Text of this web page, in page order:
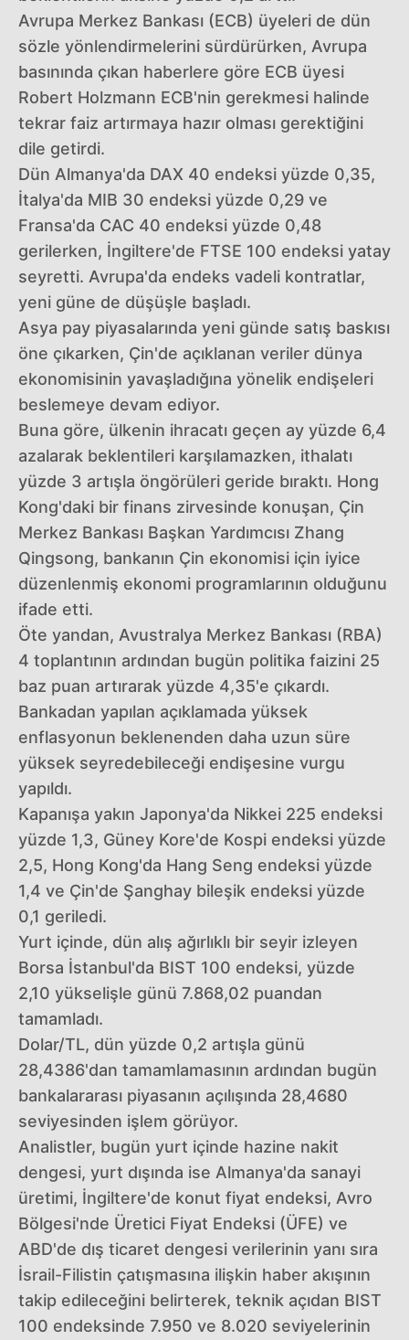
Avrupa Merkez Bankası (ECB) üyeleri de dün
sözle yönlendirmelerini sürdürürken, Avrupa
basınında çıkan haberlere göre ECB üyesi
Robert Holzmann ECB'nin gerekmesi halinde
tekrar faiz artırmaya hazır olması gerektiğini
dile getirdi.
Dün Almanya'da DAX 40 endeksi yüzde 0,35,
İtalya'da MIB 30 endeksi yüzde 0,29 ve
Fransa'da CAC 40 endeksi yüzde 0,48
gerilerken, İngiltere'de FTSE 100 endeksi yatay
seyretti. Avrupa'da endeks vadeli kontratlar,
yeni güne de düşüşle başladı.
Asya pay piyasalarında yeni günde satış baskısı
öne çıkarken, Çin'de açıklanan veriler dünya
ekonomisinin yavaşladığına yönelik endişeleri
beslemeye devam ediyor.
Buna göre, ülkenin ihracatı geçen ay yüzde 6,4
azalarak beklentileri karşılamazken, ithalatı
yüzde 3 artışla öngörüleri geride bıraktı. Hong
Kong'daki bir finans zirvesinde konuşan, Çin
Merkez Bankası Başkan Yardımcısı Zhang
Qingsong, bankanın Çin ekonomisi için iyice
düzenlenmiş ekonomi programlarının olduğunu
ifade etti.
Öte yandan, Avustralya Merkez Bankası (RBA)
4 toplantının ardından bugün politika faizini 25
baz puan artırarak yüzde 4,35'e çıkardı.
Bankadan yapılan açıklamada yüksek
enflasyonun beklenenden daha uzun süre
yüksek seyredebileceği endişesine vurgu
yapıldı.
Kapanışa yakın Japonya'da Nikkei 225 endeksi
yüzde 1,3, Güney Kore'de Kospi endeksi yüzde
2,5, Hong Kong'da Hang Seng endeksi yüzde
1,4 ve Çin'de Şanghay bileşik endeksi yüzde
0,1 geriledi.
Yurt içinde, dün alış ağırlıklı bir seyir izleyen
Borsa İstanbul'da BIST 100 endeksi, yüzde
2,10 yükselişle günü 7.868,02 puandan
tamamladı.
Dolar/TL, dün yüzde 0,2 artışla günü
28,4386'dan tamamlamasının ardından bugün
bankalararası piyasanın açılışında 28,4680
seviyesinden işlem görüyor.
Analistler, bugün yurt içinde hazine nakit
dengesi, yurt dışında ise Almanya'da sanayi
üretimi, İngiltere'de konut fiyat endeksi, Avro
Bölgesi'nde Üretici Fiyat Endeksi (ÜFE) ve
ABD'de dış ticaret dengesi verilerinin yanı sıra
İsrail-Filistin çatışmasına ilişkin haber akışının
takip edileceğini belirterek, teknik açıdan BIST
100 endeksinde 7.950 ve 8.020 seviyelerinin